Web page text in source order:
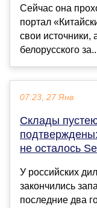
Сейчас она
портал
свои источники,
белорусского
07:23, 27 Янв
Склады
не осталось
У российских
закончились
последние два